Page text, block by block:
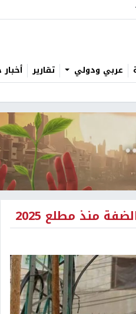
عربي ودولي تقارير